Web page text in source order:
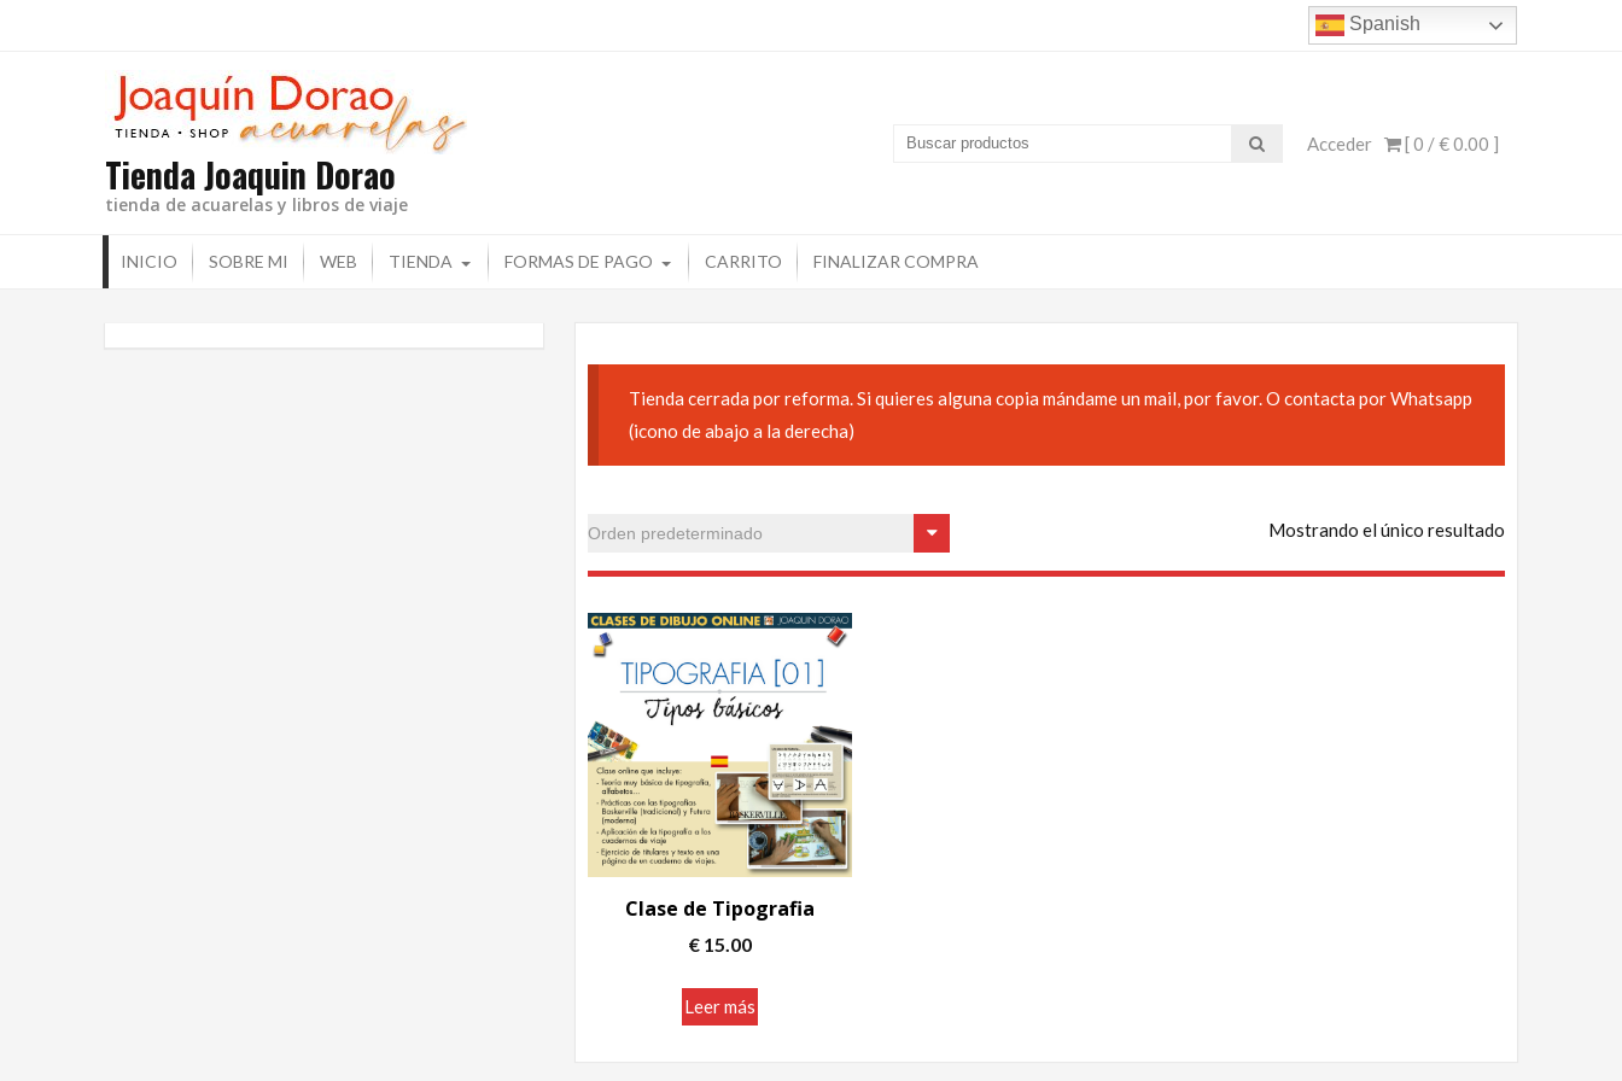
Spanish
Tienda Joaquin Dorao
tienda de acuarelas y libros de viaje
[ 0 /€ 0.00 ]
Acceder
INICIO SOBRE MI WEB TIENDA FORMAS DE PAGO CARRITO FINALIZAR COMPRA
Tienda cerrada por reforma. Si quieres alguna copia mándame un mail, por favor. O contacta por Whatsapp
(icono de abajo a la derecha)
Mostrando el único resultado
Clase de Tipografia
€15.00
Leer más